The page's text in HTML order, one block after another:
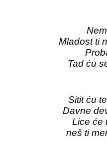
Mladost ti
Tad ću
Sitit ću
Davne
Lice će
neš ti